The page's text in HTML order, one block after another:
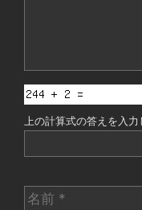
上の計算式の答えを入力
名